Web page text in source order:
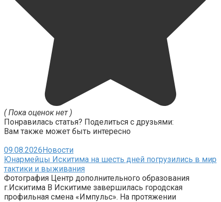
( Пока оценок нет )
Понравилась статья? Поделиться с друзьями:
Вам также может быть интересно
09.08.2026Новости
Юнармейцы Искитима на шесть дней погрузились в мир
тактики и выживания
Фотография Центр дополнительного образования
г.Искитима В Искитиме завершилась городская
профильная смена «Импульс». На протяжении